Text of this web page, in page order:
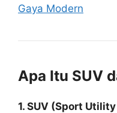
Gaya Modern
Apa Itu SUV
1. SUV (Sport